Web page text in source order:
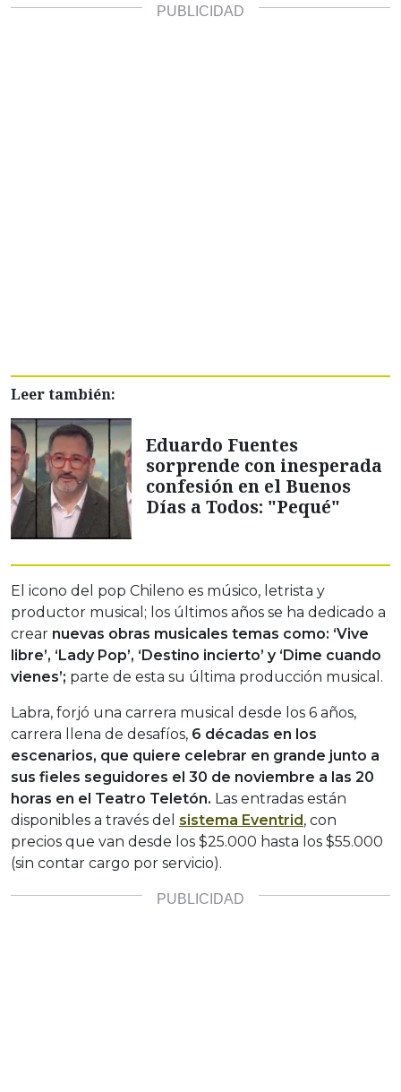
Leer también:
Eduardo Fuentes
sorprende con inesperada
confesión en el Buenos
Días a Todos: "Pequé"
El icono del pop Chileno es músico, letrista y
productor musical; los últimos años se ha dedicado a
crear nuevas obras musicales temas como: ‘Vive
libre’, ‘Lady Pop’, ‘Destino incierto’ y ‘Dime cuando
vienes’; parte de esta su última producción musical.
Labra, forjó una carrera musical desde los 6 años,
carrera llena de desafíos, 6 décadas en los
escenarios, que quiere celebrar en grande junto a
sus fieles seguidores el 30 de noviembre a las 20
horas en el Teatro Teletón. Las entradas están
disponibles a través del sistema Eventrid , con
precios que van desde los $25.000 hasta los $55.000
(sin contar cargo por servicio).